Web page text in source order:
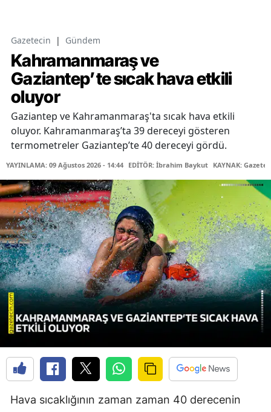
Gazetecin | Gündem
Kahramanmaraş ve
Gaziantep’te sıcak hava etkili
oluyor
Gaziantep ve Kahramanmaraş'ta sıcak hava etkili
oluyor. Kahramanmaraş’ta 39 dereceyi gösteren
termometreler Gaziantep’te 40 dereceyi gördü.
YAYINLAMA: 09 Ağustos 2026 - 14:44 EDİTÖR: İbrahim Baykut KAYNAK:
Hava sıcaklığının zaman zaman 40 derecenin